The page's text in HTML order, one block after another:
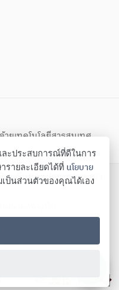
ยเทคโนโลยีสารสนเทศ
กันและปราบปรามยา
าร 02-245-9350 Contact
ะประสบการณ์ที่ดีในการ
ายละเอียดได้ที่ นโยบาย
ป็นส่วนตัวของคุณได้เอง